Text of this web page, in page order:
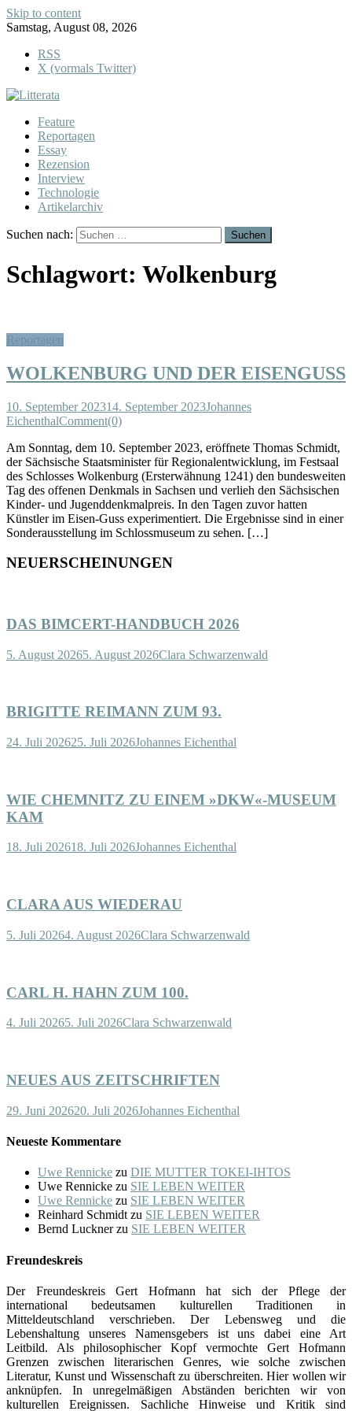
Skip to content
Samstag, August 08, 2026
RSS
X (vormals Twitter)
Feature
Reportagen
Essay
Rezension
Interview
Technologie
Artikelarchiv
Suchen nach:
Schlagwort: Wolkenburg
Reportagen
WOLKENBURG UND DER EISENGUSS
10. September 202314. September 2023Johannes
EichenthalComment(0)
Am Sonntag, dem 10. September 2023, eröffnete Thomas Schmidt,
der Sächsische Staatsminister für Regionalentwicklung, im Festsaal
des Schlosses Wolkenburg (Ersterwähnung 1241) den bundesweiten
Tag des offenen Denkmals in Sachsen und verlieh den Sächsischen
Kinder- und Jugenddenkmalpreis. In den Tagen zuvor hatten
Künstler im Eisen-Guss experimentiert. Die Ergebnisse sind in einer
Sonderausstellung im Schlossmuseum zu sehen. […]
NEUERSCHEINUNGEN
DAS BIMCERT-HANDBUCH 2026
5. August 20265. August 2026Clara Schwarzenwald
BRIGITTE REIMANN ZUM 93.
24. Juli 202625. Juli 2026Johannes Eichenthal
WIE CHEMNITZ ZU EINEM »DKW«-MUSEUM
KAM
18. Juli 202618. Juli 2026Johannes Eichenthal
CLARA AUS WIEDERAU
5. Juli 20264. August 2026Clara Schwarzenwald
CARL H. HAHN ZUM 100.
4. Juli 20265. Juli 2026Clara Schwarzenwald
NEUES AUS ZEITSCHRIFTEN
29. Juni 202620. Juli 2026Johannes Eichenthal
Neueste Kommentare
Uwe Rennicke zu DIE MUTTER TOKEI-IHTOS
Uwe Rennicke zu SIE LEBEN WEITER
Uwe Rennicke zu SIE LEBEN WEITER
Reinhard Schmidt zu SIE LEBEN WEITER
Bernd Lucknerzu SIE LEBEN WEITER
Freundeskreis
Der Freundeskreis Gert Hofmann hat sich der Pflege der
international bedeutsamen kulturellen Traditionen in
Mitteldeutschland verschrieben. Der Lebensweg und die
Lebenshaltung unseres Namensgebers ist uns dabei eine Art
Leitbild. Als philosophischer Kopf vermochte Gert Hofmann
Grenzen zwischen literarischen Genres, wie solche zwischen
Literatur, Kunst und Wissenschaft zu überschreiten. Hier wollen wir
anknüpfen. In unregelmäßigen Abständen berichten wir von
kulturellen Ereignissen. Sachliche Hinweise und Kritik sind